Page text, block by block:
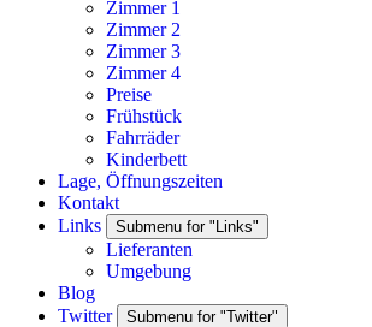
Zimmer 1
Zimmer 2
Zimmer 3
Zimmer 4
Preise
Frühstück
Fahrräder
Kinderbett
Lage, Öffnungszeiten
Kontakt
Links
Submenu for "Links"
Lieferanten
Umgebung
Blog
Twitter
Submenu for "Twitter"